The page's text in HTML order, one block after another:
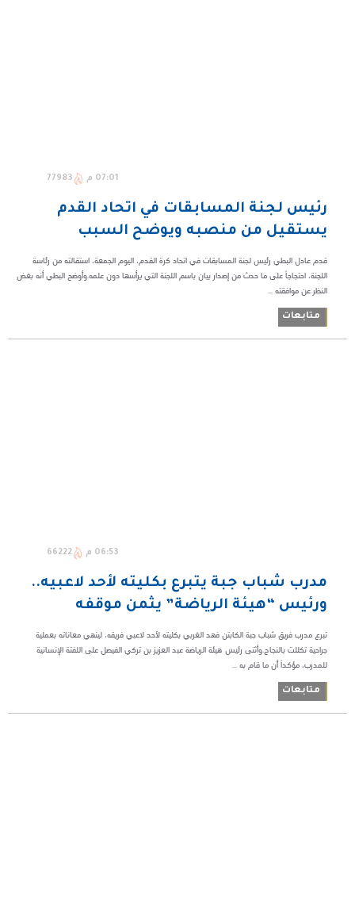
07:01 م 77983
رئيس لجنة المسابقات في اتحاد القدم
يستقيل من منصبه ويوضح السبب
قدم عادل البطي رئيس لجنة المسابقات في اتحاد كرة القدم، اليوم الجمعة، استقالته من رئاسة
اللجنة، احتجاجاً على ما حدث من إصدار بيان باسم اللجنة التي يرأسها دون علمه.وأوضح البطي أنه بغض
النظر عن موافقته ...
متابعات
06:53 م 66222
مدرب شباب جبة يتبرع بكليته لأحد لاعبيه..
ورئيس “هيئة الرياضة” يثمن موقفه
تبرع مدرب فريق شباب جبة الكابتن فهد الغربي بكليته لأحد لاعبي فريقه، لينهي معاناته بعملية
جراحية تكللت بالنجاح.وأثنى رئيس هيئة الرياضة عبد العزيز بن تركي الفيصل على اللفتة الإنسانية
للمدرب، مؤكداً أن ما قام به ...
متابعات